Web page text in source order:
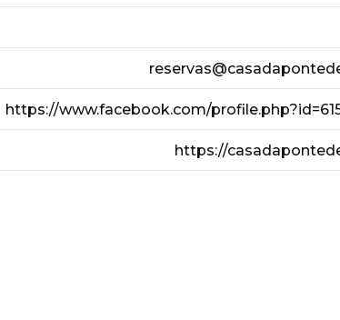
https://www.facebook.com/
https://